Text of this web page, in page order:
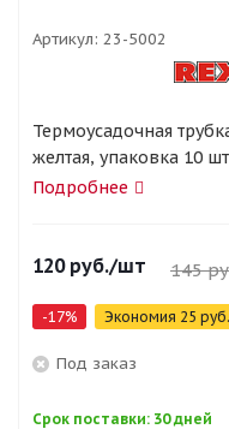
Артикул: 23-5002
Термоусадочная
желтая, упаковка 10
Подробнее
120руб./шт 145
-17% Экономия 25 руб.
Под заказ
Срок поставки: 30 дней